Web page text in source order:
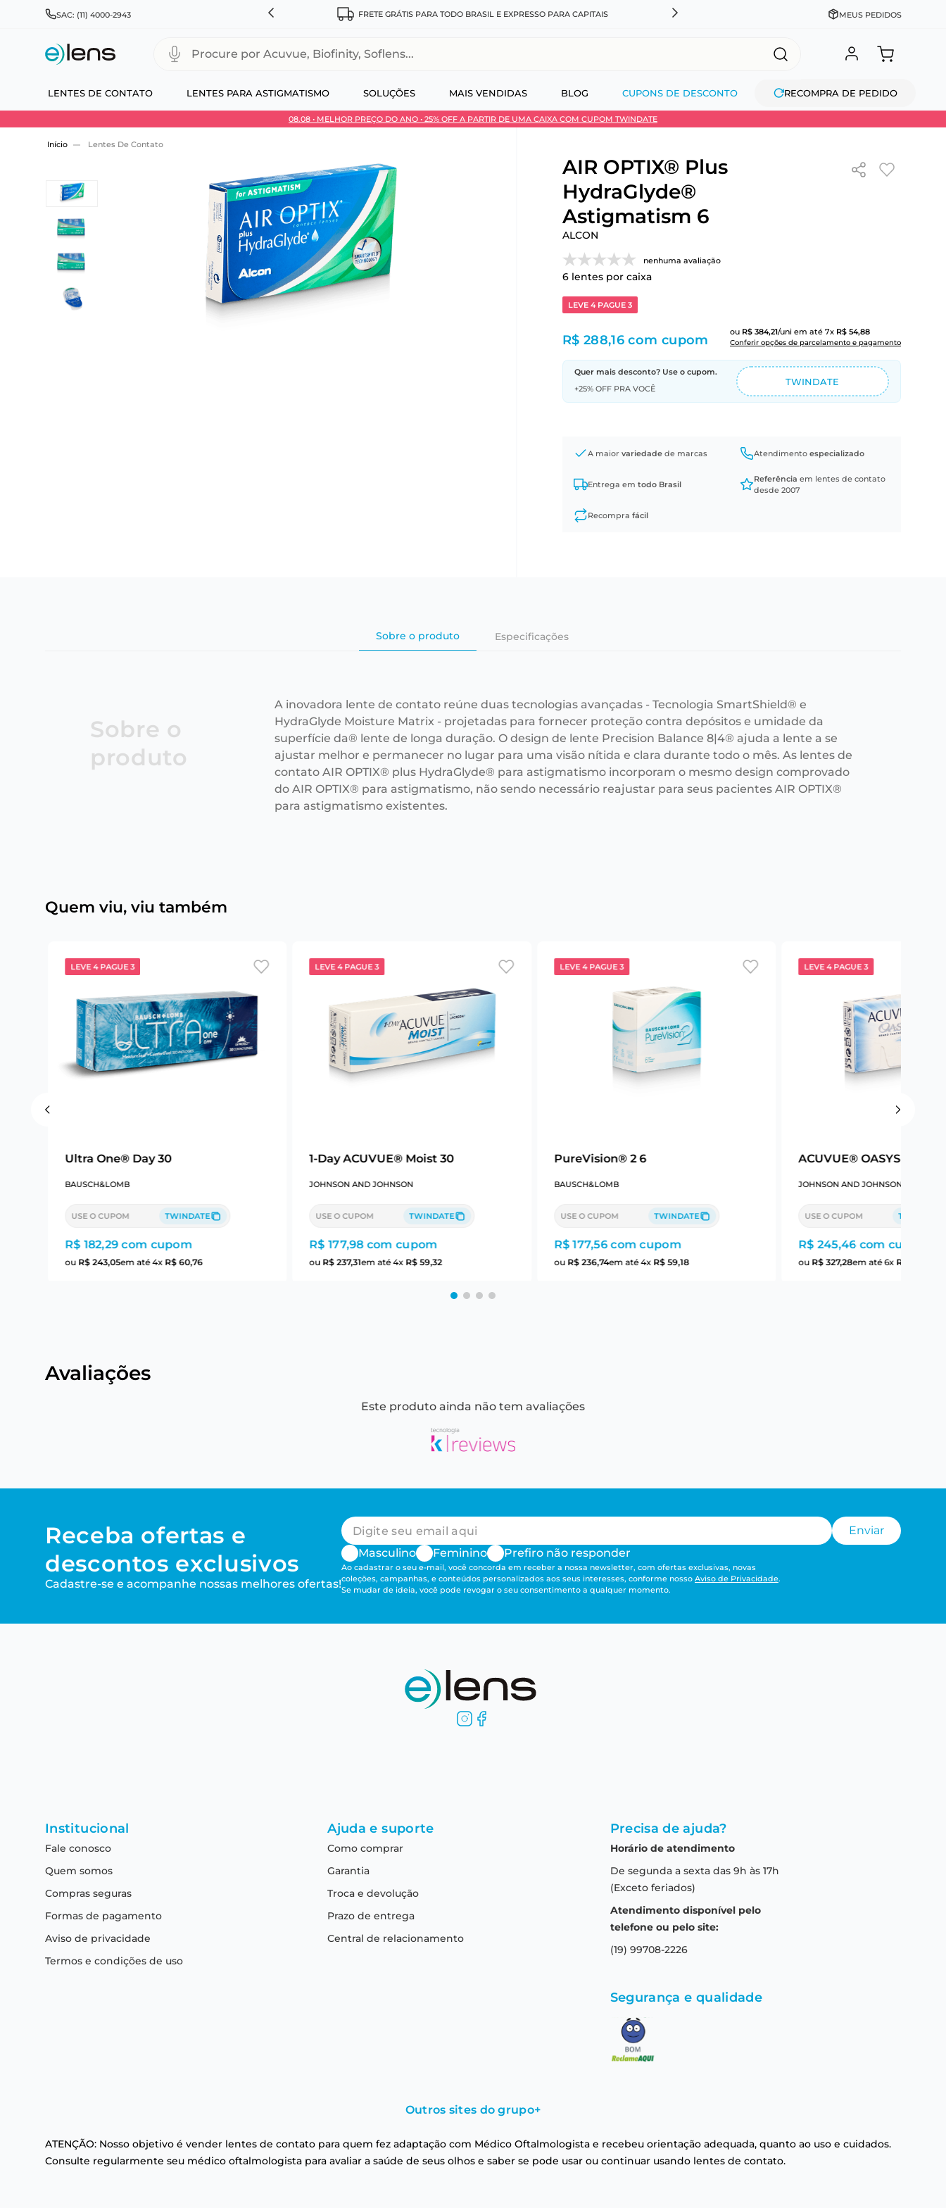
SAC: (11) 4000-2943
& JOHNSON, ALCON, BAUSCH+LOMB E COOPERVISION FRETE GRÁTIS PARA TODO BRASIL E EXPRESSO PARA CAPITAIS CADASTRE-SE GANHE 10% NA PRIMEIRA COMPRA +
MEUS PEDIDOS
LENTES DE CONTATO LENTES PARA ASTIGMATISMO SOLUÇÕES MAIS VENDIDAS BLOG CUPONS DE DESCONTO RECOMPRA DE PEDIDO
Procure por Acuvue, Biofinity, Soflens...
08.08 • MELHOR PREÇO DO ANO • 25% OFF A PARTIR DE UMA CAIXA COM CUPOM TWINDATE
Use 30HOJE e ganhe 30% OFF + economia extra no Pix
Lentes De Contato
AIR OPTIX® Plus
HydraGlyde®
Astigmatism 6
ALCON
nenhuma avaliação
6lentes por caixa
LEVE 4 PAGUE 3
R$ 288,16 com cupom
ou R$ 384,21/uni em até 7x R$ 54,88
Conferir opções de parcelamento e pagamento
Quer mais desconto? Use o cupom.
+25% OFF PRA VOCÊ
TWINDATE
A maior variedadede marcas Atendimentoespecializado
Entrega em todo Brasil
Referência em lentes de contato
desde 2007
Recompra fácil
Sobre o produto Especificações
Sobre o
produto
A inovadora lente de contato reúne duas tecnologias avançadas - Tecnologia SmartShield® e
HydraGlyde Moisture Matrix - projetadas para fornecer proteção contra depósitos e umidade da
superfície da® lente de longa duração. O design de lente Precision Balance 8|4® ajuda a lente a se
ajustar melhor e permanecer no lugar para uma visão nítida e clara durante todo o mês. As lentes de
contato AIR OPTIX® plus HydraGlyde® para astigmatismo incorporam o mesmo design comprovado
do AIR OPTIX® para astigmatismo, não sendo necessário reajustar para seus pacientes AIR OPTIX®
para astigmatismo existentes.
Quem viu, viu também
LEVE 4 PAGUE 3
Ultra One® Day 30
BAUSCH&LOMB
USE O CUPOM TWINDATE
R$ 182,29com cupom
ou R$ 243,05em até4x R$ 60,76
LEVE 4 PAGUE 3
1-Day ACUVUE® Moist 30
JOHNSON AND JOHNSON
USE O CUPOM TWINDATE
R$ 177,98com cupom
ou R$ 237,31em até4x R$ 59,32
LEVE 4 PAGUE 3
PureVision® 2 6
BAUSCH&LOMB
USE O CUPOM TWINDATE
R$ 177,56com cupom
ou R$ 236,74em até4x R$ 59,18
LEVE 4 PAGUE 3
ACUVUE® OASYS
JOHNSON AND JOHNSON
USE O CUPOM TWINDATE
R$ 245,46com cupom
ou R$ 327,28em até6x R$
Avaliações
Este produto ainda não tem avaliações
Receba ofertas e
descontos exclusivos
Cadastre-se e acompanhe nossas melhores ofertas!
Enviar
Masculino
Feminino Prefiro não responder
Ao cadastrar o seu e-mail, você concorda em receber a nossa newsletter, com ofertas exclusivas, novas
coleções, campanhas, e conteúdos personalizados aos seus interesses, conforme nosso Aviso de Privacidade.
Se mudar de ideia, você pode revogar o seu consentimento a qualquer momento.
Institucional
Fale conosco
Quem somos
Compras seguras
Formas de pagamento
Aviso de privacidade
Termos e condições de uso
Ajuda e suporte
Como comprar
Garantia
Troca e devolução
Prazo de entrega
Central de relacionamento
Precisa de ajuda?
Horário de atendimento
De segunda a sexta das 9h às 17h
(Exceto feriados)
Atendimento disponível pelo
telefone ou pelo site:
(19) 99708-2226
Segurança e qualidade
Outros sites do grupo+
ATENÇÃO: Nosso objetivo é vender lentes de contato para quem fez adaptação com Médico Oftalmologista e recebeu orientação adequada, quanto ao uso e cuidados.
Consulte regularmente seu médico oftalmologista para avaliar a saúde de seus olhos e saber se pode usar ou continuar usando lentes de contato.